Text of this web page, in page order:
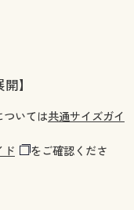
】
いては共通サイズガイ
ド
をご確認くださ